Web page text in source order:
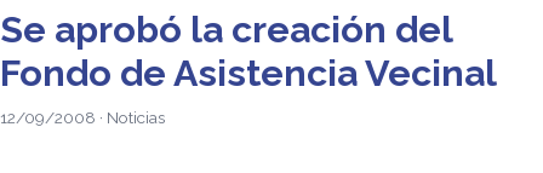
Se aprobó la creación del
Fondo de Asistencia Vecinal
12/09/2008 · Noticias